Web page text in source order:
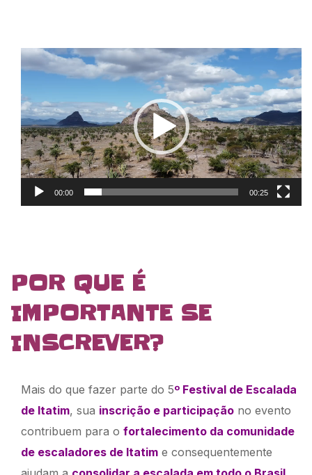
Tocador
vídeo
00:00 00:25
POR QUE É
IMPORTANTE SE
INSCREVER?
Mais do que fazer parte do 5º Festival de Escalada
de Itatim, sua inscrição e participação no evento
contribuem para o fortalecimento da comunidade
de escaladores de Itatim e consequentemente